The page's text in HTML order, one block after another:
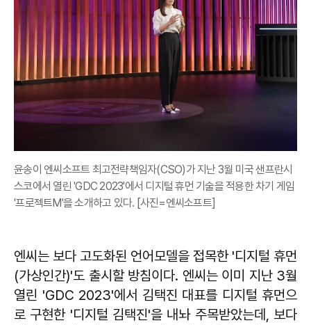
윤송이 엔씨소프트 최고전략책임자(CSO)가 지난 3월 미국 샌프란시
스코에서 열린 'GDC 2023'에서 디지털 휴먼 기술을 적용한 차기 게임
'프로젝트M'을 소개하고 있다. [사진=엔씨소프트]
엔씨는 보다 고도화된 언어모델을 접목한 '디지털 휴먼
(가상인간)'도 출시할 방침이다. 엔씨는 이미 지난 3월
열린 'GDC 2023'에서 김택진 대표를 디지털 휴먼으
로 구현한 '디지털 김택진'을 내놔 주목받았는데, 보다